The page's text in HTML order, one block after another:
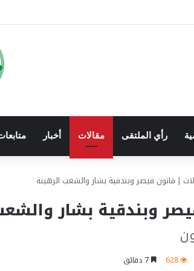
رأي الملتقى مقالات أخبار
| قانون قيصر وبندقية بشار والشعب الرهينة
وبندقية بشار
628